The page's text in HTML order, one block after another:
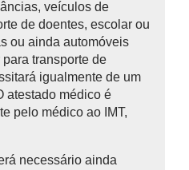
veículos de
de doentes, escolar ou
ou ainda automóveis
transporte de
igualmente de um
atestado médico é
pelo médico ao IMT,
necessário ainda